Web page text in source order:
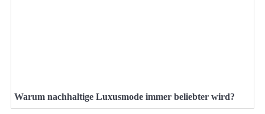
Warum nachhaltige Luxusmode immer beliebter wird?